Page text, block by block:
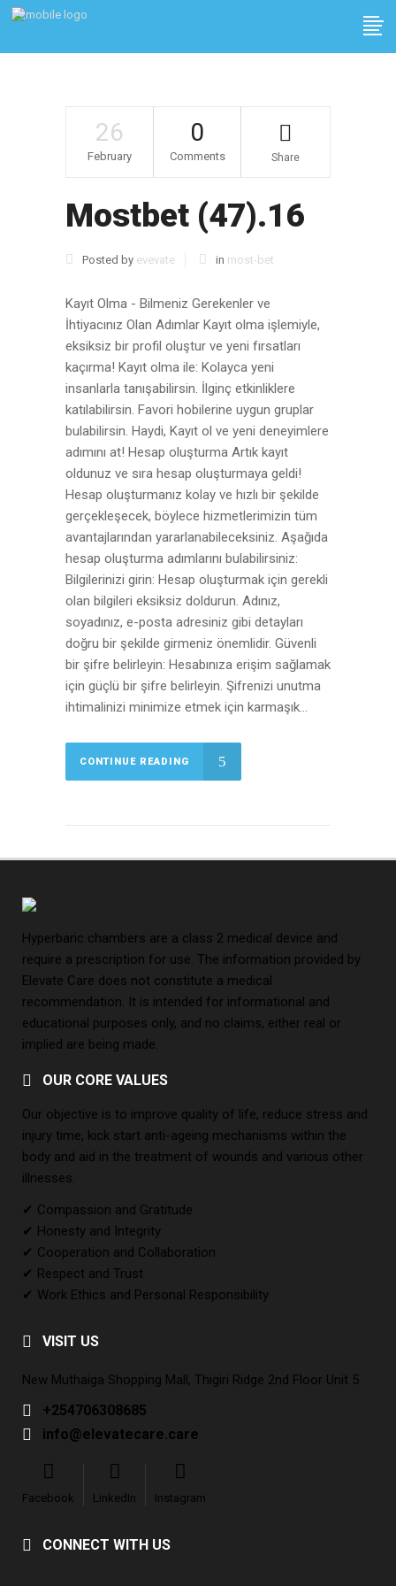
26
February
0
Comments Share
Mostbet (47).16
Posted by evevate in most-bet
Kayıt Olma - Bilmeniz Gerekenler ve
İhtiyacınız Olan Adımlar Kayıt olma işlemiyle,
eksiksiz bir profil oluştur ve yeni fırsatları
kaçırma! Kayıt olma ile: Kolayca yeni
insanlarla tanışabilirsin. İlginç etkinliklere
katılabilirsin. Favori hobilerine uygun gruplar
bulabilirsin. Haydi, Kayıt ol ve yeni deneyimlere
adımını at! Hesap oluşturma Artık kayıt
oldunuz ve sıra hesap oluşturmaya geldi!
Hesap oluşturmanız kolay ve hızlı bir şekilde
gerçekleşecek, böylece hizmetlerimizin tüm
avantajlarından yararlanabileceksiniz. Aşağıda
hesap oluşturma adımlarını bulabilirsiniz:
Bilgilerinizi girin: Hesap oluşturmak için gerekli
olan bilgileri eksiksiz doldurun. Adınız,
soyadınız, e-posta adresiniz gibi detayları
doğru bir şekilde girmeniz önemlidir. Güvenli
bir şifre belirleyin: Hesabınıza erişim sağlamak
için güçlü bir şifre belirleyin. Şifrenizi unutma
ihtimalinizi minimize etmek için karmaşık...
CONTINUE READING
Hyperbaric chambers are a class 2 medical device and
require a prescription for use. The information provided by
Elevate Care does not constitute a medical
recommendation. It is intended for informational and
educational purposes only, and no claims, either real or
implied are being made.
OUR CORE VALUES
Our objective is to improve quality of life, reduce stress and
injury time, kick start anti-ageing mechanisms within the
body and aid in the treatment of wounds and various other
illnesses.
✔ Compassion and Gratitude
✔ Honesty and Integrity
✔ Cooperation and Collaboration
✔ Respect and Trust
✔ Work Ethics and Personal Responsibility
VISIT US
New Muthaiga Shopping Mall, Thigiri Ridge 2nd Floor Unit 5
+254706308685
info@elevatecare.care
Facebook LinkedIn Instagram
CONNECT WITH US